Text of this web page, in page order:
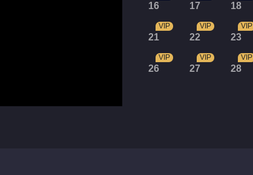
16 17 18
21
VIP
22
VIP
23
VIP
26
VIP
27
VIP
28
VIP